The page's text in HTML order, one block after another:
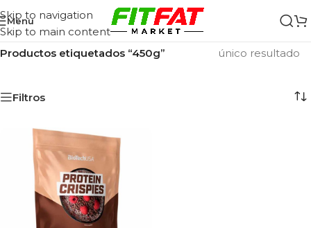
Skip to navigation
Skip to main content
Menu
Inicio/
Productos etiquetados “450g”
único resultado
Filtros